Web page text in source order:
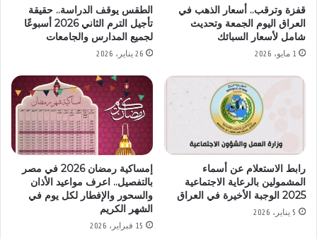
قفزة وترقب.. أسعار الذهب في
العراق اليوم الجمعة وتحديث
شامل لأسعار السبائك
1 مايو، 2026
الطقس يوقف الدراسة.. حقيقة
تأجيل الترم الثاني 2026 أسبوعًا
لجميع المدارس والجامعات
26 يناير، 2026
رابط الاستعلام عن أسماء
المشمولين بالرعاية الاجتماعية
2025 الوجبة الأخيرة في العراق
5 يناير، 2026
إمساكية رمضان 2026 في مصر
بالتفصيل.. اعرف مواعيد الأذان
والسحور والإفطار لكل يوم في
الشهر الكريم
15 فبراير، 2026